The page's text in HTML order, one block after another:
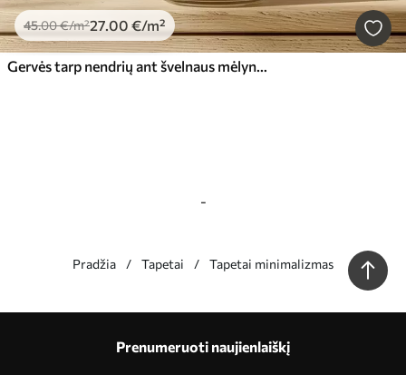
45.00€/m²27.00 €/m²
Gervės tarp nendrių ant švelnaus mėlyno fono
-
Pradžia Tapetai Tapetai minimalizmas
Gamyba pagal individualius dydžiusPrenumeruoti naujienlaiškį